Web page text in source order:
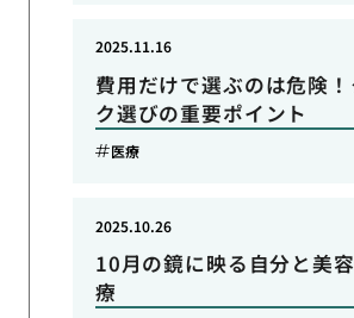
費用だけで選ぶのは危険
ク選びの重要ポイント
2025.11.16
医療
10月の鏡に映る自分と美
療
2025.10.26